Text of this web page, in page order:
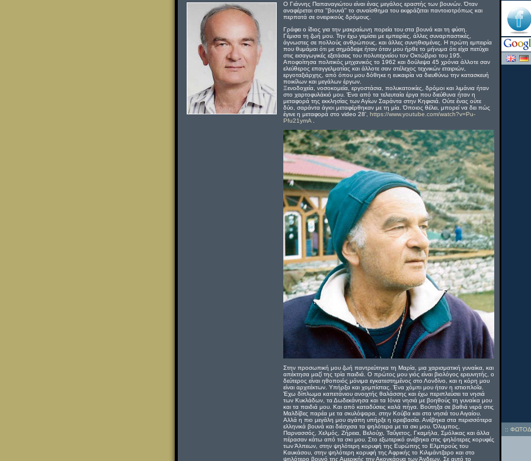
Ο Γιάννης Παπαναγιώτου είναι ένας μεγάλος εραστής των βουνών. Όταν
αναφέρεται στα ''βουνά'' το συναίσθημα του εκφράζεται παντοιοτρόπως και
περπατά σε ονειρικούς δρόμους.
Γράφει ο ίδιος για την μακραίωνη πορεία του στα βουνά και τη φύση.
Γέμισα τη ζωή μου. Την έχω γεμίσει με εμπειρίες, άλλες συναρπαστικές,
άγνωστες σε πολλούς ανθρώπους, και άλλες συνηθισμένες. Η πρώτη εμπειρία
που θυμάμαι ότι με σημάδεψε ήταν όταν μου ήρθε το μήνυμα ότι είχα πετύχει
στις εισαγωγικές εξετάσεις του πολυτεχνείου τον Οκτώβριο του 195.
Αποφοίτησα πολιτικός μηχανικός το 1962 και δούλεψα 45 χρόνια άλλοτε σαν
ελεύθερος επαγγελματίας και άλλοτε σαν στέλεχος τεχνικών εταιριών,
εργοταξιάρχης, από όπου μου δόθηκε η ευκαιρία να διευθύνω την κατασκευή
ποικίλων και μεγάλων έργων.
Ξενοδοχεία, νοσοκομεία, εργοστάσια, πολυκατοικίες, δρόμοι και λιμάνια ήταν
στο χαρτοφυλάκιό μου. Ένα από τα τελευταία έργα που διεύθυνα ήταν η
μεταφορά της εκκλησίας των Αγίων Σαράντα στην Κηφισιά. Ούτε ένας ούτε
δύο, σαράντα άγιοι μεταφέρθηκαν με τη μία. Όποιος θέλει, μπορεί να δει πώς
έγινε η μεταφορά στο video 28', https://www.youtube.com/watch?v=Pu-
Pfu21ymA.
Στην προσωπική μου ζωή παντρεύτηκα τη Μαρία, μια χαρισματική γυναίκα, και
απέκτησα μαζί της τρία παιδιά. Ο πρώτος μου γιός είναι βιολόγος ερευνητής, ο
δεύτερος είναι ηθοποιός μόνιμα εγκατεστημένος στο Λονδίνο, και η κόρη μου
είναι αρχιτέκτων. Υπήρξα και χομπίστας. Ένα χόμπι μου ήταν η ιστιοπλοΐα.
Έχω δίπλωμα καπετάνιου ανοιχτής θαλάσσης και έχω περιπλεύσει τα νησιά
των Κυκλάδων, τα Δωδεκάνησα και τα Ιόνια νησιά με βοηθούς τη γυναίκα μου
και τα παιδιά μου. Και από καταδύσεις καλά πήγα. Βούτηξα σε βαθιά νερά στις
Μαλδίβες παρέα με τα σκυλόψαρα, στην Κούβα και στα νησιά του Αιγαίου.
Αλλά η πιο μεγάλη μου αγάπη υπήρξε η ορειβασία. Ανέβηκα στα περισσότερα
ελληνικά βουνά και διέσχισα τα ψηλότερα με τα σκι μου. Όλυμπος,
Παρνασσός, Χελμός, Ζήρεια, Βελούχι, Ταΰγετος, Γκαμήλα, Σμόλικας και άλλα
πέρασαν κάτω από τα σκι μου. Στο εξωτερικό ανέβηκα στις ψηλότερες κορυφές
των Άλπεων, στην ψηλότερη κορυφή της Ευρώπης το Ελμπρούς του
Καυκάσου, στην ψηλότερη κορυφή της Αφρικής το Κιλιμάντζαρο και στο
ψηλότερο βουνό της Αμερικής την Ακονκάουα των Άνδεων. Σε αυτό το
::